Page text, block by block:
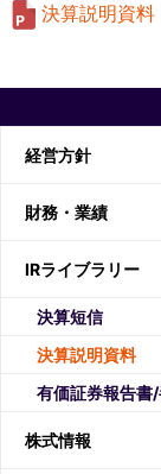
経営方針
財務・業績
IRライブラリー
決算短信
決算説明資料
有価証券報告書
株式情報
決算説明資料